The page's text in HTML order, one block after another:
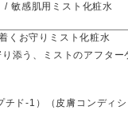
敏感肌用ミスト化粧水
くお守りミスト化粧水
り添う、ミストのアフター
チド-1）（皮膚コンディ